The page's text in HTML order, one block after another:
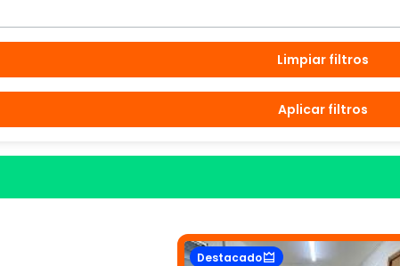
Limpiar filtros
Aplicar filtros
Destacado